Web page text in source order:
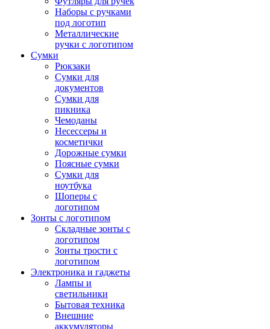
Наборы с ручками
под логотип
Металлические
ручки с логотипом
Сумки
Рюкзаки
Сумки для
документов
Сумки для
пикника
Чемоданы
Несессеры и
косметички
Дорожные сумки
Поясные сумки
Сумки для
ноутбука
Шоперы с
логотипом
Зонты с логотипом
Складные зонты с
логотипом
Зонты трости с
логотипом
Электроника и гаджеты
Лампы и
светильники
Бытовая техника
Внешние
аккумуляторы